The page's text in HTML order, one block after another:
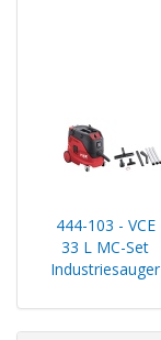
444-103 - VCE
33 L MC-Set
Industriesauger